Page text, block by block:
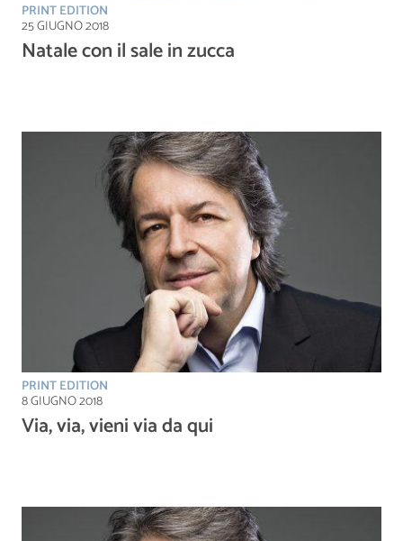
PRINT EDITION
25 GIUGNO 2018
Natale con il sale in zucca
PRINT EDITION
8 GIUGNO 2018
Via, via, vieni via da qui